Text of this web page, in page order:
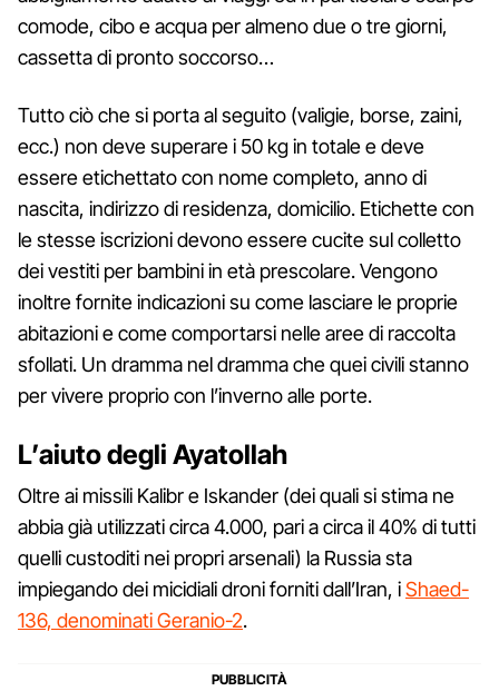
comode, cibo e acqua per almeno due o tre giorni,
cassetta di pronto soccorso…
Tutto ciò che si porta al seguito (valigie, borse, zaini,
ecc.) non deve superare i 50 kg in totale e deve
essere etichettato con nome completo, anno di
nascita, indirizzo di residenza, domicilio. Etichette con
le stesse iscrizioni devono essere cucite sul colletto
dei vestiti per bambini in età prescolare. Vengono
inoltre fornite indicazioni su come lasciare le proprie
abitazioni e come comportarsi nelle aree di raccolta
sfollati. Un dramma nel dramma che quei civili stanno
per vivere proprio con l’inverno alle porte.
L’aiuto degli Ayatollah
Oltre ai missili Kalibr e Iskander (dei quali si stima ne
abbia già utilizzati circa 4.000, pari a circa il 40% di tutti
quelli custoditi nei propri arsenali) la Russia sta
impiegando dei micidiali droni forniti dall’Iran, iShaed-
136, denominati Geranio-2.